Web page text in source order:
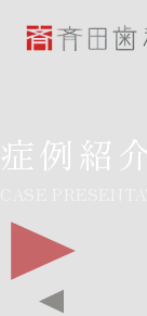
斉田歯
症例紹